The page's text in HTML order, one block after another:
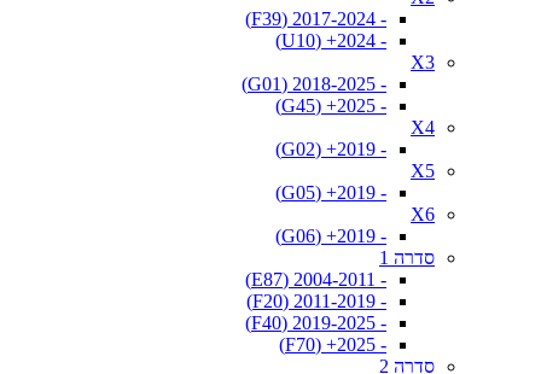
- 2017-2024 (F39)
- 2024+ (U10)
X3
- 2018-2025 (G01)
- 2025+ (G45)
X4
- 2019+ (G02)
X5
- 2019+ (G05)
X6
- 2019+ (G06)
סדרה 1
- 2004-2011 (E87)
- 2011-2019 (F20)
- 2019-2025 (F40)
- 2025+ (F70)
סדרה 2